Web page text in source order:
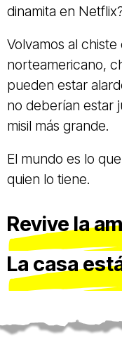
dinamita en
Volvamos al
norteamericano,
pueden estar
no deberían estar
misil más grande.
El mundo es lo
quien lo tiene.
Revive la
La casa